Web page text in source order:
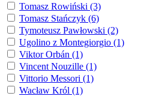
Tomasz Rowiński (3)
Tomasz Stańczyk (6)
Tymoteusz Pawłowski (2)
Ugolino z Montegiorgio (1)
Viktor Orbán (1)
Vincent Nouzille (1)
Vittorio Messori (1)
Wacław Król (1)